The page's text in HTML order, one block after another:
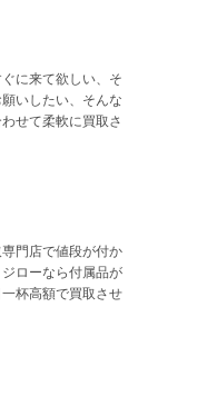
に来て欲しい、そ
いしたい、そんな
せて柔軟に買取さ
門店で値段が付か
ローなら付属品が
杯高額で買取させ